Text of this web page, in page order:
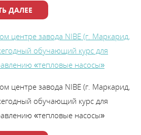
ДАЛЕЕ
центре завода NIBE (г. Маркарид,
обучающий курс для
«тепловые насосы»
центре завода NIBE (г. Маркарид,
обучающий курс для
«тепловые насосы»